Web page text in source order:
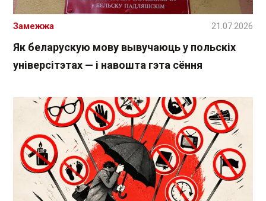
Як беларускую мову вывучаюць у польскіх
універсітэтах — і навошта гэта сёння
Замежжа 21.07.2026